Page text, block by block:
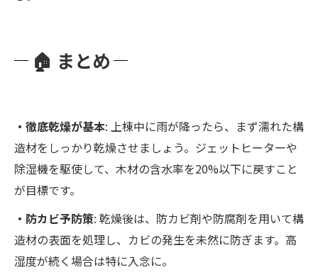
🏠 まとめ
・徹底乾燥が基本: 上棟中に雨が降ったら、まず濡れた構
造材をしっかり乾燥させましょう。ジェットヒーターや
除湿機を駆使して、木材の含水率を20%以下に戻すこと
が目標です。
・防カビ予防策: 乾燥後は、防カビ剤や防腐剤を用いて構
造材の表面を処理し、カビの発生を未然に防ぎます。高
湿度が続く場合は特に入念に。